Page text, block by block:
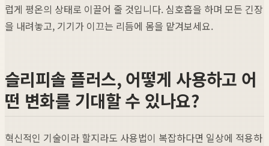
럽게 평온의 상태로 이끌어 줄 것입니다. 심호흡을 하며 모든 긴장
을 내려놓고, 기기가 이끄는 리듬에 몸을 맡겨보세요.
슬리피솔 플러스, 어떻게 사용하고 어
떤 변화를 기대할 수 있나요?
혁신적인 기술이라 할지라도 사용법이 복잡하다면 일상에 적용하